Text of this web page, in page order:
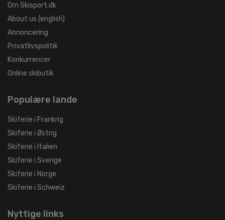
Om Skisport.dk
About us (english)
Annoncering
Privatlivspolitik
Konkurrencer
Online skibutik
Populære lande
Skiferie i Frankrig
Skiferie i Østrig
Skiferie i Italien
Skiferie i Sverige
Skiferie i Norge
Skiferie i Schweiz
Nyttige links